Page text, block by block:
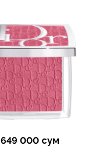
649 000 сум